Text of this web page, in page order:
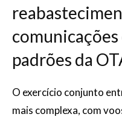
comunicações
padrões da
O exercício conjunto
mais complexa, com